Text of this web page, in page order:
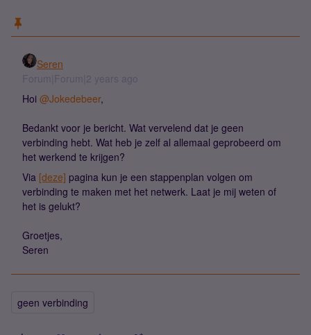
Seren
Forum|Forum|2 years ago
Hoi @Jokedebeer,
Bedankt voor je bericht. Wat vervelend dat je geen
verbinding hebt. Wat heb je zelf al allemaal geprobeerd om
het werkend te krijgen?
Via [deze] pagina kun je een stappenplan volgen om
verbinding te maken met het netwerk. Laat je mij weten of
het is gelukt?
Groetjes,
Seren
geen verbinding